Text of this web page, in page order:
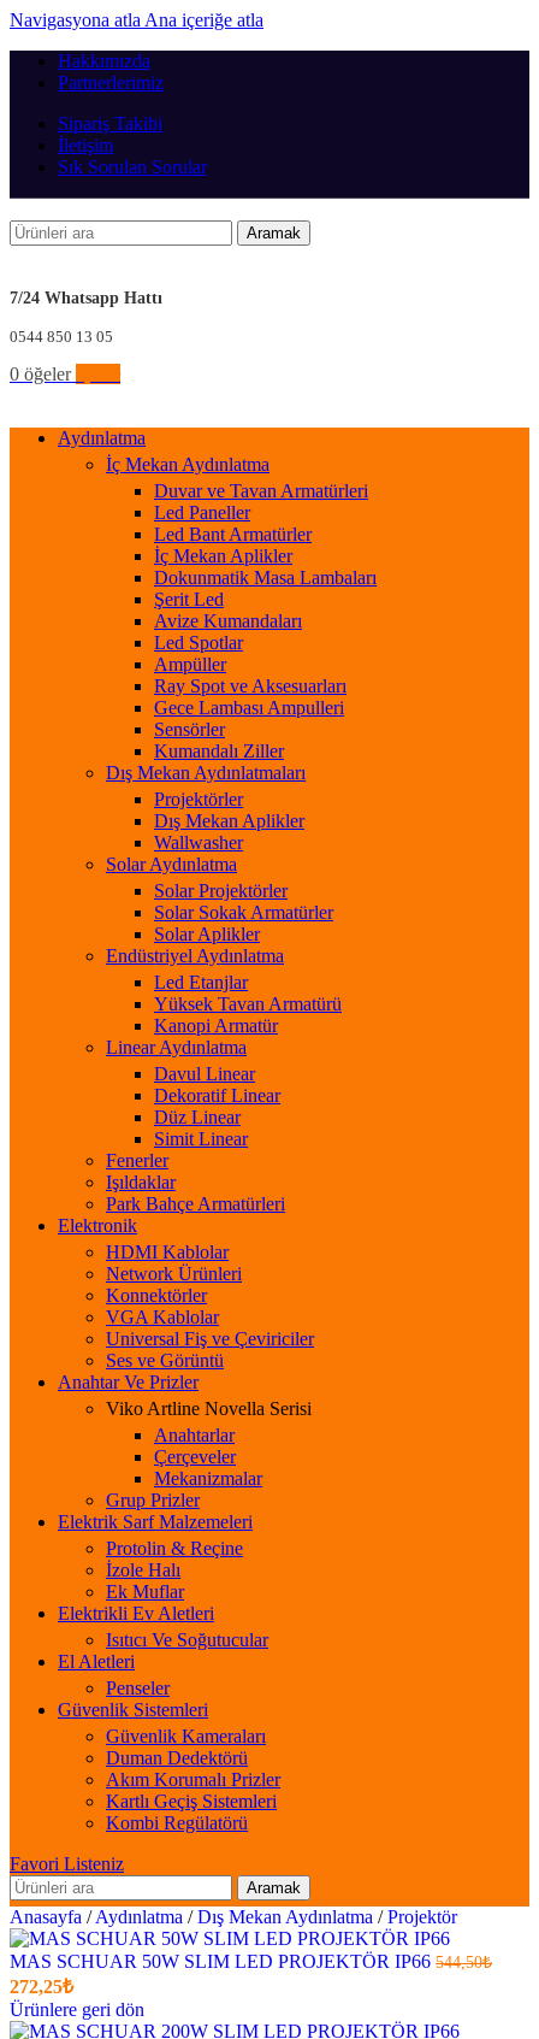
Navigasyona atla Ana içeriğe atla
Hakkımızda
Partnerlerimiz
Sipariş Takibi
İletişim
Sık Sorulan Sorular
Aramak
7/24 Whatsapp Hattı
0544 850 13 05
0 öğeler
Aydınlatma
İç Mekan Aydınlatma
Duvar ve Tavan Armatürleri
Led Paneller
Led Bant Armatürler
İç Mekan Aplikler
Dokunmatik Masa Lambaları
Şerit Led
Avize Kumandaları
Led Spotlar
Ampüller
Ray Spot ve Aksesuarları
Gece Lambası Ampulleri
Sensörler
Kumandalı Ziller
Dış Mekan Aydınlatmaları
Projektörler
Dış Mekan Aplikler
Wallwasher
Solar Aydınlatma
Solar Projektörler
Solar Sokak Armatürler
Solar Aplikler
Endüstriyel Aydınlatma
Led Etanjlar
Yüksek Tavan Armatürü
Kanopi Armatür
Linear Aydınlatma
Davul Linear
Dekoratif Linear
Düz Linear
Simit Linear
Fenerler
Işıldaklar
Park Bahçe Armatürleri
Elektronik
HDMI Kablolar
Network Ürünleri
Konnektörler
VGA Kablolar
Universal Fiş ve Çeviriciler
Ses ve Görüntü
Anahtar Ve Prizler
Viko Artline Novella Serisi
Anahtarlar
Çerçeveler
Mekanizmalar
Grup Prizler
Elektrik Sarf Malzemeleri
Protolin & Reçine
İzole Halı
Ek Muflar
Elektrikli Ev Aletleri
Isıtıcı Ve Soğutucular
El Aletleri
Penseler
Güvenlik Sistemleri
Güvenlik Kameraları
Duman Dedektörü
Akım Korumalı Prizler
Kartlı Geçiş Sistemleri
Kombi Regülatörü
Favori Listeniz
Aramak
Anasayfa / Aydınlatma / Dış Mekan Aydınlatma / Projektör
MAS SCHUAR 50W SLIM LED PROJEKTÖR IP66 544,50₺
Orijinal
fiyatı:
544,50₺.
272,25₺Şu
anki
fiyat:
Ürünlere geri dön